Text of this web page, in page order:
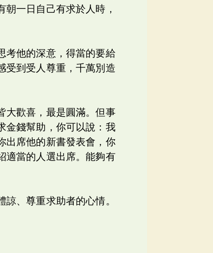
朝一日自己有求於人時，
考他的深意，得當的要給
受到受人尊重，千萬別造
大歡喜，最是圓滿。但事
金錢幫助，你可以說：我
出席他的新書發表會，你
適當的人選出席。能夠有
、尊重求助者的心情。